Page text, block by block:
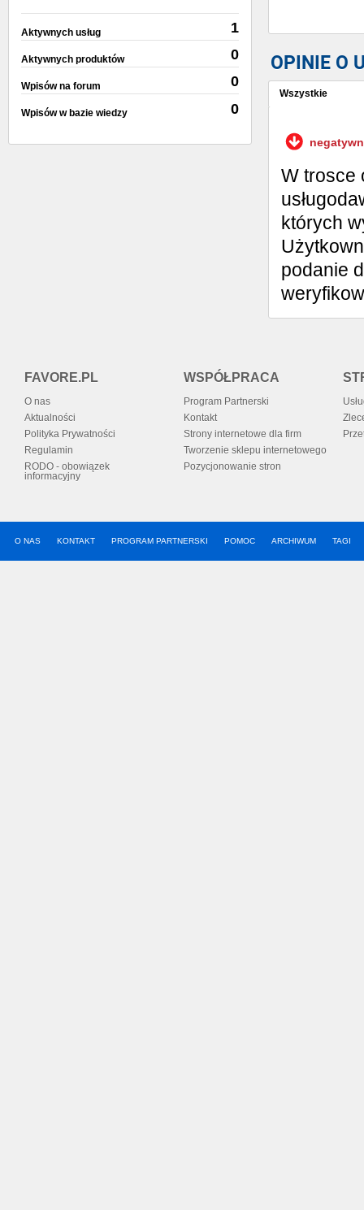
Aktywnych usług 1
Aktywnych produktów 0
Wpisów na forum 0
Wpisów w bazie wiedzy 0
OPINIE O
Wszystkie
W trosce
których
podanie
FAVORE.PL
O nas
Aktualności
Polityka Prywatności
Regulamin
RODO - obowiązek
informacyjny
WSPÓŁPRACA
Program Partnerski
Kontakt
Strony internetowe dla firm
Tworzenie sklepu internetowego
Pozycjonowanie stron
O NAS KONTAKT PROGRAM PARTNERSKI POMOC ARCHIWUM TAGI